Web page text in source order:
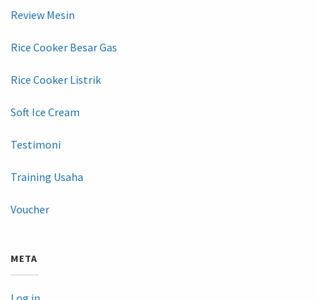
Review Mesin
Rice Cooker Besar Gas
Rice Cooker Listrik
Soft Ice Cream
Testimoni
Training Usaha
Voucher
META